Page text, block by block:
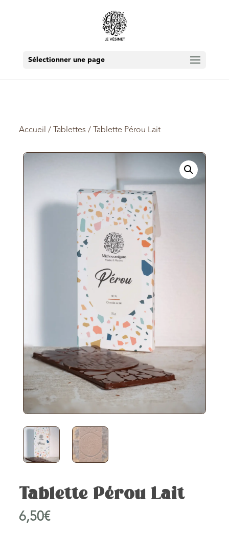
Sélectionner une page
Accueil /Tablettes / Tablette Pérou Lait
Tablette Pérou Lait
6,50€